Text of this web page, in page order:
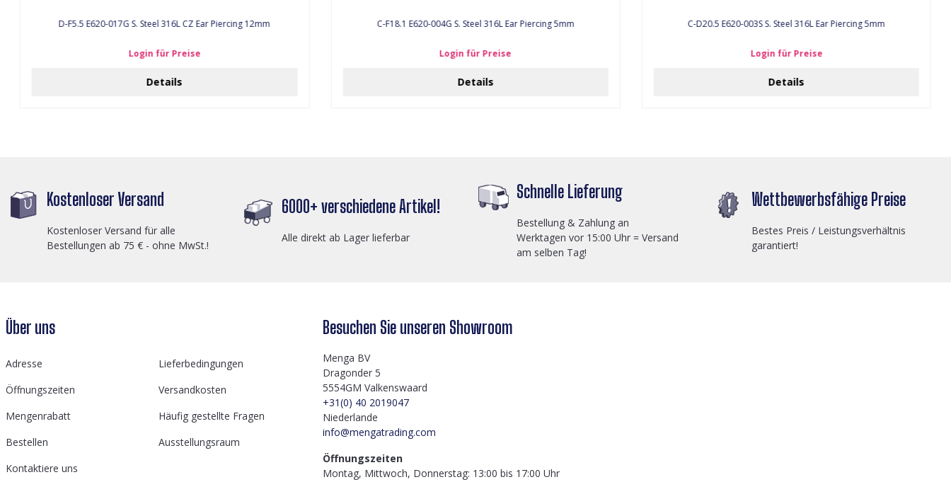
D-F5.5 E620-017G S. Steel 316L CZ Ear Piercing 12mm
Login für Preise
Details
C-F18.1 E620-004G S. Steel 316L Ear Piercing 5mm
Login für Preise
Details
C-D20.5 E620-003S S. Steel 316L Ear Piercing 5mm
Login für Preise
Details
Kostenloser Versand
Kostenloser Versand für alle
Bestellungen ab 75 € - ohne MwSt.!
6000+ verschiedene Artikel!
Alle direkt ab Lager lieferbar
Schnelle Lieferung
Bestellung & Zahlung an
Werktagen vor 15:00 Uhr = Versand
am selben Tag!
Wettbewerbsfähige Preise
Bestes Preis / Leistungsverhältnis
garantiert!
Über uns
Adresse
Lieferbedingungen
Öffnungszeiten
Versandkosten
Mengenrabatt
Häufig gestellte Fragen
Bestellen
Ausstellungsraum
Kontaktiere uns
Besuchen Sie unseren Showroom
Menga BV
Dragonder 5
5554GM Valkenswaard
+31(0) 40 2019047
Niederlande
info@mengatrading.com
Öffnungszeiten
Montag, Mittwoch, Donnerstag: 13:00 bis 17:00 Uhr